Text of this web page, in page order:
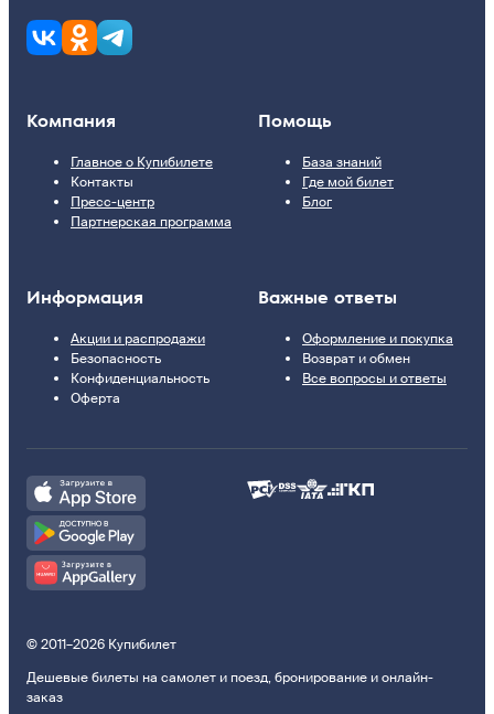
Компания
Главное о Купибилете
Контакты
Пресс-центр
Партнерская программа
Помощь
База знаний
Где мой билет
Блог
Информация
Акции и распродажи
Безопасность
Конфиденциальность
Оферта
Важные ответы
Оформление и покупка
Возврат и обмен
Все вопросы и ответы
© 2011–2026 Купибилет
Дешевые билеты на самолет и поезд, бронирование и онлайн-
заказ